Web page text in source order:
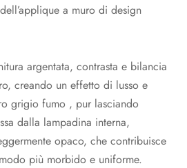
a muro di design
argentata, contrasta e bilancia
creando un effetto di lusso e
grigio fumo , pur lasciando
dalla lampadina interna,
opaco, che contribuisce
più morbido e uniforme.